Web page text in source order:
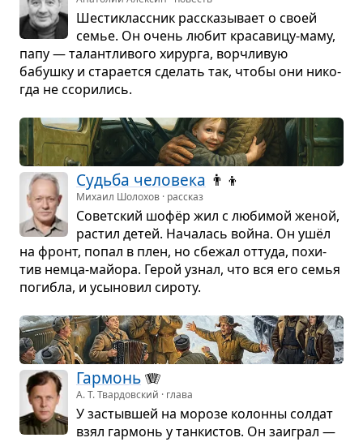
Шести­класс­ник рас­ска­зы­вает о своей
семье. Он очень любит кра­са­вицу-маму,
папу — талантли­вого хирурга, вор­чли­вую
бабушку и ста­ра­ется сде­лать так, чтобы они нико­
гда не ссо­ри­лись.
Судьба чело­века 👨‍👦
Михаил Шолохов · рассказ
Совет­ский шофёр жил с люби­мой женой,
рас­тил детей. Нача­лась война. Он ушёл
на фронт, попал в плен, но сбе­жал оттуда, похи­
тив немца-май­ора. Герой узнал, что вся его семья
погибла, и усы­но­вил сироту.
Гар­монь🪗
А. Т. Твардовский · глава
У застыв­шей на морозе колонны сол­дат
взял гар­монь у тан­ки­стов. Он заиг­рал —